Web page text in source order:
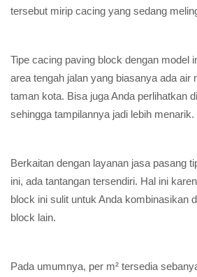
tersebut mirip cacing yang sedang
Tipe cacing paving block dengan model
area tengah jalan yang biasanya ada air
taman kota. Bisa juga Anda perlihatkan
sehingga tampilannya jadi lebih menarik.
Berkaitan dengan layanan jasa pasang
ini, ada tantangan tersendiri. Hal ini
block ini sulit untuk Anda kombinasikan
block lain.
Pada umumnya, per m² tersedia